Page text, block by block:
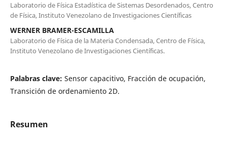
Laboratorio de Física Estadística de Sistemas Desordenados, Centro
de Física, Instituto Venezolano de Investigaciones Científicas
WERNER BRAMER-ESCAMILLA
Laboratorio de Física de la Materia Condensada, Centro de Física,
Instituto Venezolano de Investigaciones Científicas.
Palabras clave: Sensor capacitivo, Fracción de ocupación,
Transición de ordenamiento 2D.
Resumen